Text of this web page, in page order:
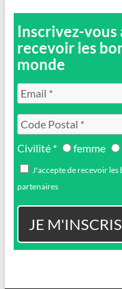
Inscrivez-
recevoir les
monde
Civilité * femme
J'accepte de recevoir les
partenaires